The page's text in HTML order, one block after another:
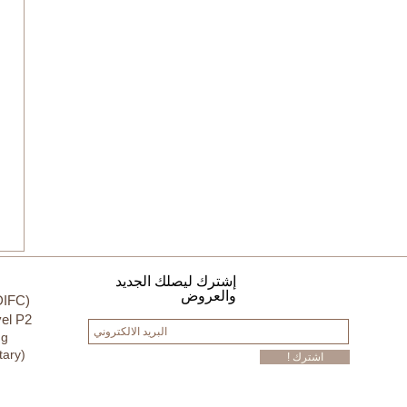
P2
إشترك ليصلك الجديد
والعروض
! اشترك